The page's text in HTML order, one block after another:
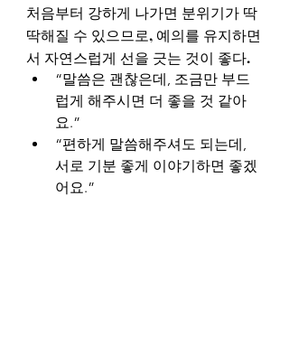
처음부터 강하게 나가면 분위기가 딱
딱해질 수 있으므로, 예의를 유지하면
서 자연스럽게 선을 긋는 것이 좋다.
“말씀은 괜찮은데, 조금만 부드
럽게 해주시면 더 좋을 것 같아
요.”
“편하게 말씀해주셔도 되는데,
서로 기분 좋게 이야기하면 좋겠
어요.”